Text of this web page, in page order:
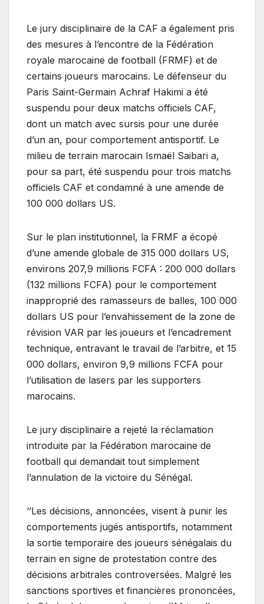
‎‎Le jury disciplinaire de la CAF a également pris
des mesures à l’encontre de la Fédération
royale marocaine de football (FRMF) et de
certains joueurs marocains. ‎Le défenseur du
Paris Saint-Germain Achraf Hakimi a été
suspendu pour deux matchs officiels CAF,
dont un match avec sursis pour une durée
d’un an, pour comportement antisportif. ‎Le
milieu de terrain marocain Ismaël Saibari a,
pour sa part, été suspendu pour trois matchs
officiels CAF et condamné à une amende de
100 000 dollars US.
‎Sur le plan institutionnel, la FRMF a écopé
d’une amende globale de 315 000 dollars US,
environs 207,9 millions FCFA : 200 000 dollars
(132 millions FCFA) pour le comportement
inapproprié des ramasseurs de balles, 100 000
dollars US pour l’envahissement de la zone de
révision VAR par les joueurs et l’encadrement
technique, entravant le travail de l’arbitre, et 15
000 dollars, environ 9,9 millions FCFA pour
l’utilisation de lasers par les supporters
marocains.
Le jury disciplinaire a rejeté la réclamation
intro­duite par la Fédération maro­caine de
football qui demandait tout simplement
l’annulation de la victoire du Sénégal.
‘’Les décisions, annoncées, visent à punir les
comportements jugés antisportifs, notamment
la sortie temporaire des joueurs sénégalais du
terrain en signe de protestation contre des
décisions arbitrales controversées. Malgré les
sanctions sportives et financières prononcées,